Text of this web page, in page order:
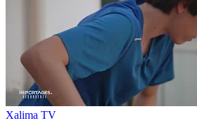
Xalima TV